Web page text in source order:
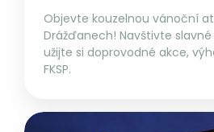
Objevte kouzelnou vánoční
Drážďanech! Navštivte
užijte si doprovodné akce,
FKSP.